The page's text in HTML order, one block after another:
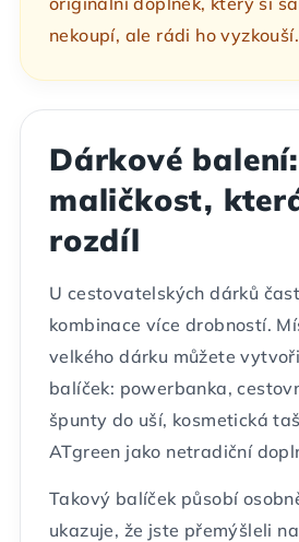
nekoupí, ale rádi ho vyzkouší.
Dárkové balení:
maličkost,
rozdíl
U cestovatelských dárků
kombinace více drobností.
velkého dárku můžete
balíček: powerbanka,
špunty do uší, kosmetická
ATgreen jako netradiční
Takový balíček působí
ukazuje, že jste přemýšleli